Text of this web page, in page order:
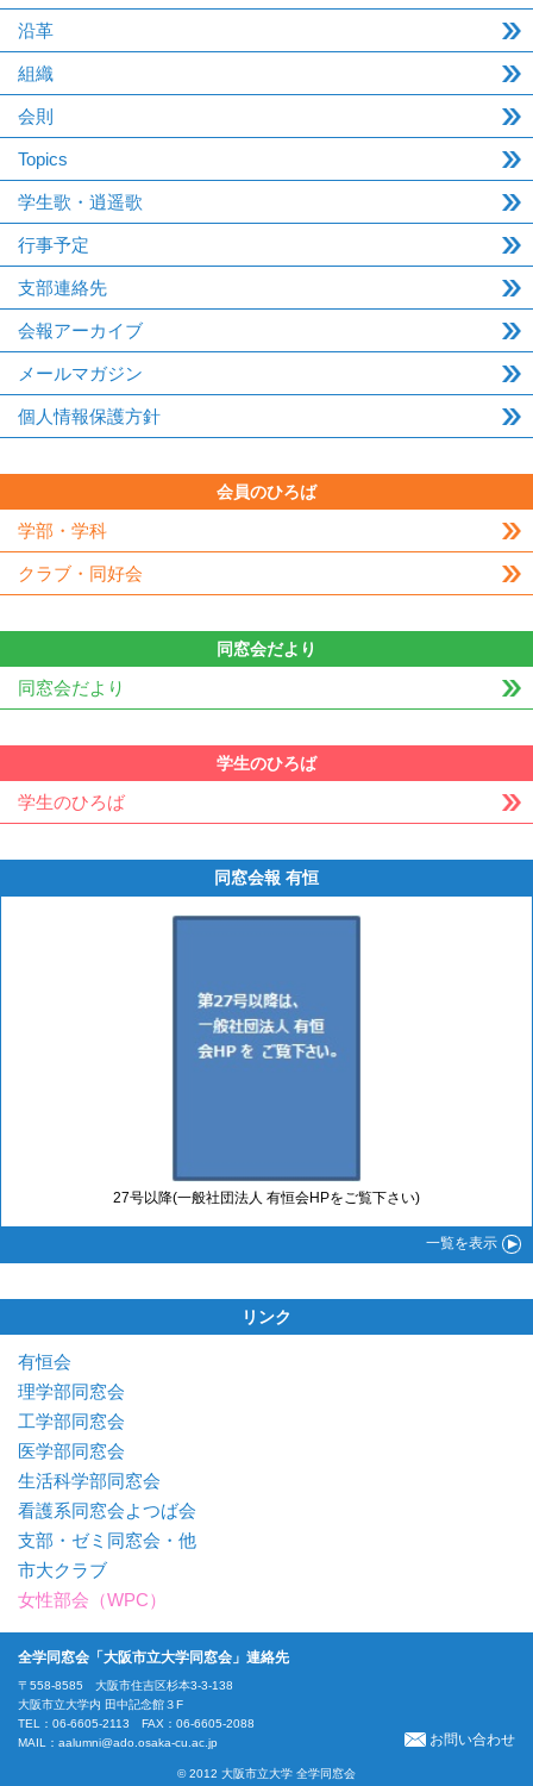
沿革
組織
会則
Topics
学生歌・逍遥歌
行事予定
支部連絡先
会報アーカイブ
メールマガジン
個人情報保護方針
会員のひろば
学部・学科
クラブ・同好会
同窓会だより
同窓会だより
学生のひろば
学生のひろば
同窓会報 有恒
27号以降(一般社団法人 有恒会HPをご覧下さい)
一覧を表示
リンク
有恒会
理学部同窓会
工学部同窓会
医学部同窓会
生活科学部同窓会
看護系同窓会よつば会
支部・ゼミ同窓会・他
市大クラブ
女性部会（WPC）
全学同窓会「大阪市立大学同窓会」連絡先
〒558-8585 大阪市住吉区杉本3-3-138
大阪市立大学内 田中記念館３F
TEL：06-6605-2113 FAX：06-6605-2088
MAIL： aalumni@ado.osaka-cu.ac.jp お問い合わせ
© 2012 大阪市立大学 全学同窓会